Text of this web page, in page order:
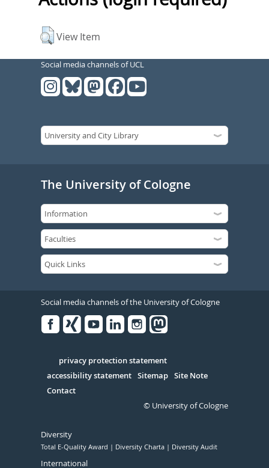
View Item
Social media channels of UCL
The University of Cologne
Social media channels of the University of Cologne
Serivce
privacy protection statement
accessibility statement Sitemap Site Note
Contact
© University of Cologne
Diversity
Total E-Quality Award Diversity Charta Diversity Audit
International